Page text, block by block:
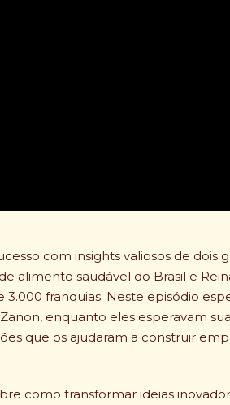
com insights valiosos de dois
alimento saudável do Brasil e
franquias. Neste episódio
enquanto eles esperavam
que os ajudaram a construir
como transformar ideias